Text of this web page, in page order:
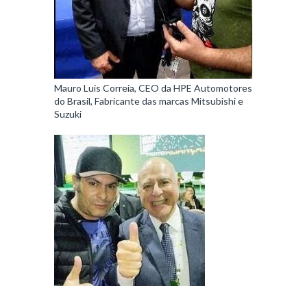
Mauro Luis Correia, CEO da HPE Automotores
do Brasil, Fabricante das marcas Mitsubishi e
Suzuki